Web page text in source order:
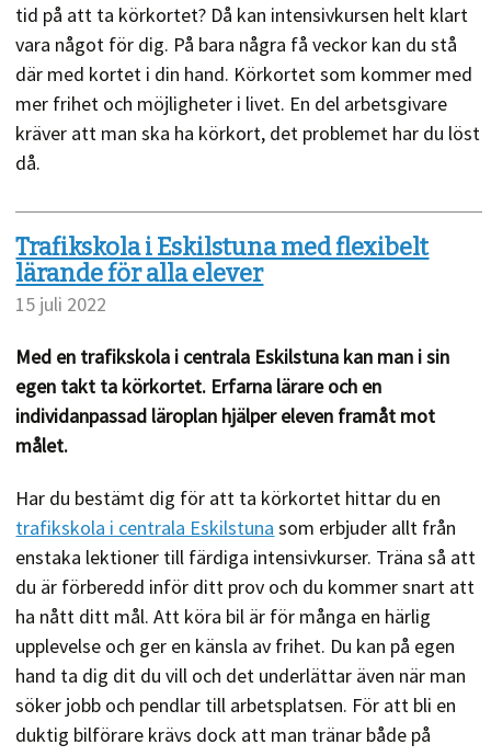
tid på att ta körkortet? Då kan intensivkursen helt klart
vara något för dig. På bara några få veckor kan du stå
där med kortet i din hand. Körkortet som kommer med
mer frihet och möjligheter i livet. En del arbetsgivare
kräver att man ska ha körkort, det problemet har du löst
då.
Trafikskola i Eskilstuna med flexibelt
lärande för alla elever
15 juli 2022
Med en trafikskola i centrala Eskilstuna kan man i sin
egen takt ta körkortet. Erfarna lärare och en
individanpassad läroplan hjälper eleven framåt mot
målet.
Har du bestämt dig för att ta körkortet hittar du en
trafikskola i centrala Eskilstuna som erbjuder allt från
enstaka lektioner till färdiga intensivkurser. Träna så att
du är förberedd inför ditt prov och du kommer snart att
ha nått ditt mål. Att köra bil är för många en härlig
upplevelse och ger en känsla av frihet. Du kan på egen
hand ta dig dit du vill och det underlättar även när man
söker jobb och pendlar till arbetsplatsen. För att bli en
duktig bilförare krävs dock att man tränar både på